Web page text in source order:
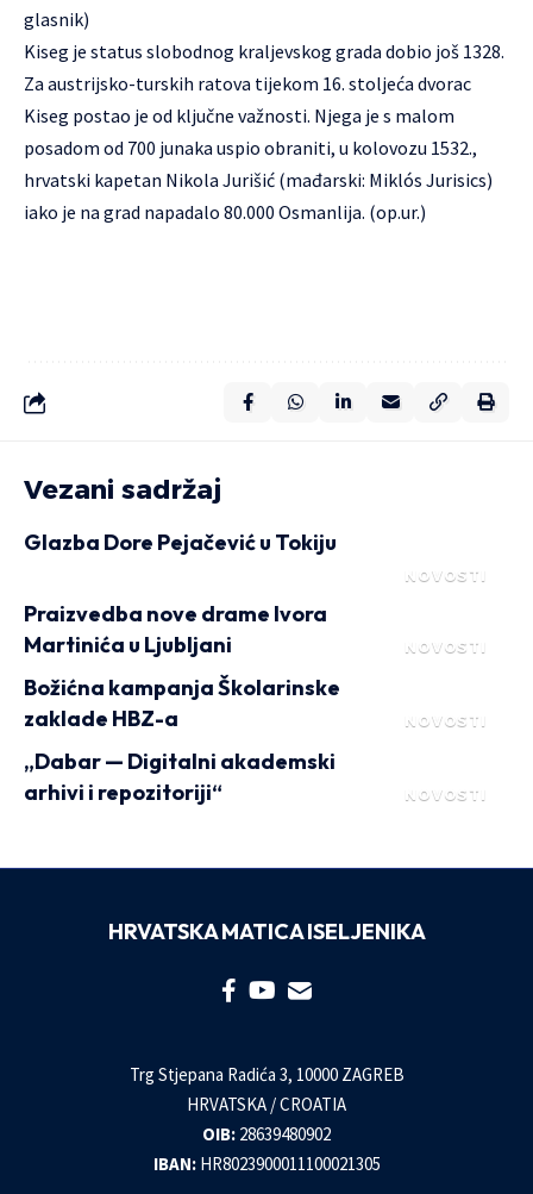
glasnik)
Kiseg je status slobodnog kraljevskog grada dobio još 1328.
Za austrijsko-turskih ratova tijekom 16. stoljeća dvorac
Kiseg postao je od ključne važnosti. Njega je s malom
posadom od 700 junaka uspio obraniti, u kolovozu 1532.,
hrvatski kapetan Nikola Jurišić (mađarski: Miklós Jurisics)
iako je na grad napadalo 80.000 Osmanlija. (op.ur.)
Vezani sadržaj
NOVOSTI
Glazba Dore Pejačević u Tokiju
NOVOSTI
Praizvedba nove drame Ivora
Martinića u Ljubljani
NOVOSTI
Božićna kampanja Školarinske
zaklade HBZ-a
NOVOSTI
„Dabar — Digitalni akademski
arhivi i repozitoriji“
HRVATSKA MATICA ISELJENIKA
Trg Stjepana Radića 3, 10000 ZAGREB
HRVATSKA / CROATIA
OIB: 28639480902
IBAN: HR8023900011100021305